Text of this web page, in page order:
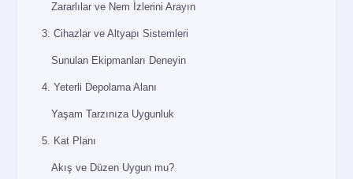
Zararlılar ve Nem İzlerini Arayın
3. Cihazlar ve Altyapı Sistemleri
Sunulan Ekipmanları Deneyin
4. Yeterli Depolama Alanı
Yaşam Tarzınıza Uygunluk
5. Kat Planı
Akış ve Düzen Uygun mu?